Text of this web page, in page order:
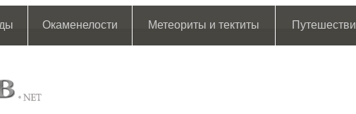
Окаменелости Метеориты и тектиты